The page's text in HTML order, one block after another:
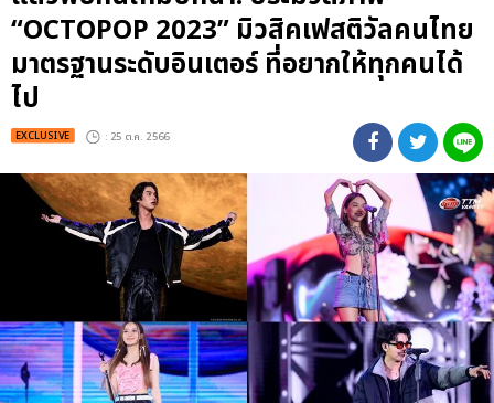
“OCTOPOP 2023” มิวสิคเฟสติวัลคนไทย
มาตรฐานระดับอินเตอร์ ที่อยากให้ทุกคนได้
ไป
EXCLUSIVE : 25 ต.ค. 2566